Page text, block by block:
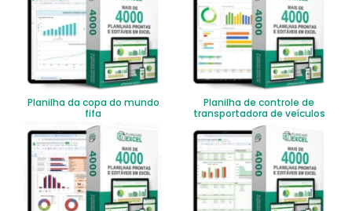
Planilha da copa do mundo
fifa
Planilha de controle de
transportadora de veículos